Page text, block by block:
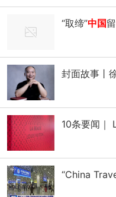
“取缔”中国
封面故事丨
10条要闻｜
英国对冲
品市场逆势
“China